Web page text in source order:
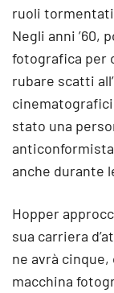
ruoli
Negli anni ’60,
fotografica per
rubare scatti
stato una
anche durante
Hopper
sua carriera
ne avrà
macchina